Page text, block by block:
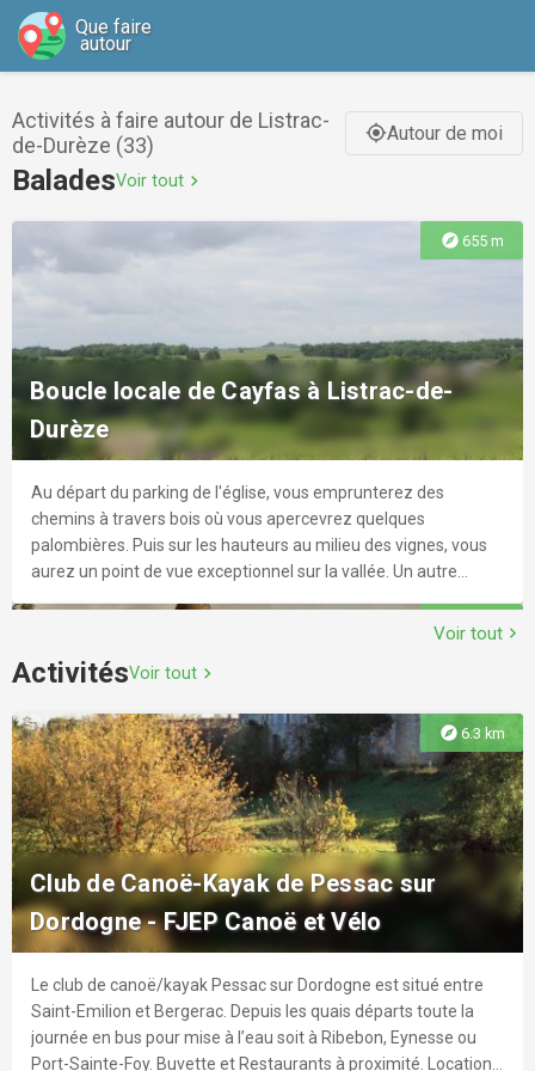
Que faire
autour
Activités à faire autour de Listrac-
de-Durèze (33)
gps_fixedAutour de moi
BaladesVoir tout chevron_right
explore 655 m
Boucle locale de Cayfas à Listrac-de-
Durèze
Au départ du parking de l'église, vous emprunterez des
chemins à travers bois où vous apercevrez quelques
palombières. Puis sur les hauteurs au milieu des vignes, vous
aurez un point de vue exceptionnel sur la vallée. Un autre
explore
Les Pistes de Robin : la bastide de
Pellegrue
Un parcours et un livret pour découvrir le patrimoine de
Pellegrue en s'amusant! Au programme : petits jeux et
énigmes, au fil du parcours. Venez chercher le livret aux
horaires d'ouverture de l'Office de Tourisme de Pellegrue, et
n'oubliez pas de revenir à la fin pour découvrir une petite
surprise ! Un parcours d'environ 1h, adapté aux enfants
lecteurs (7 à 12 ans).
explore 3.4 km
Voir tout chevron_right
ActivitésVoir tout chevron_right
explore 6.3 km
Club de Canoë-Kayak de Pessac sur
Dordogne - FJEP Canoë et Vélo
Le club de canoë/kayak Pessac sur Dordogne est situé entre
Saint-Emilion et Bergerac. Depuis les quais départs toute la
journée en bus pour mise à l’eau soit à Ribebon, Eynesse ou
Port-Sainte-Foy. Buvette et Restaurants à proximité. Location